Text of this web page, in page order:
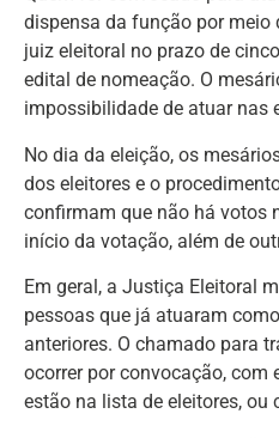
dispensa da função por meio
juiz eleitoral no prazo de
edital de nomeação. O
impossibilidade de atuar nas
No dia da eleição, os
dos eleitores e o
confirmam que não há votos
início da votação, além de
Em geral, a Justiça Eleitoral
pessoas que já atuaram
anteriores. O chamado para
ocorrer por convocação, com
estão na lista de eleitores, ou